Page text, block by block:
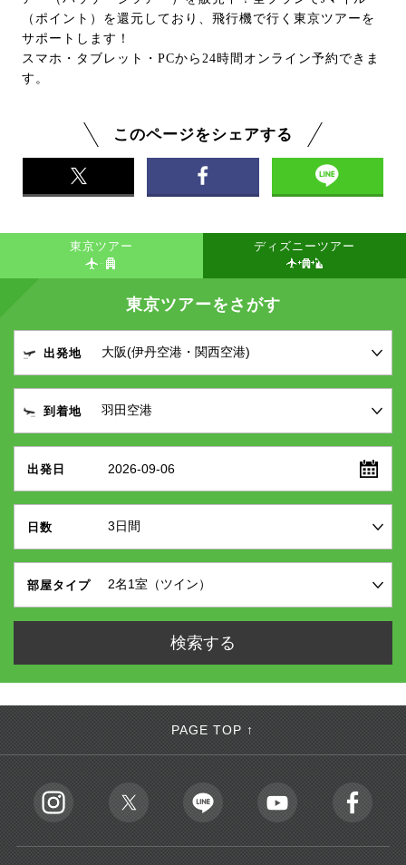
（ポイント）を還元しており、飛行機で行く東京ツアーを
サポートします！
スマホ・タブレット・PCから24時間オンライン予約できま
す。
このページをシェアする
東京ツアー ディズニーツアー
東京ツアーをさがす
出発地
到着地
出発日 2026-09-06
日数
部屋タイプ
PAGE TOP ↑